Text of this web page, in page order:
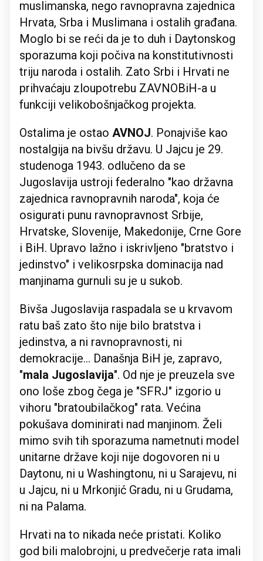
muslimanska, nego ravnopravna zajednica
Hrvata, Srba i Muslimana i ostalih građana.
Moglo bi se reći da je to duh i Daytonskog
sporazuma koji počiva na konstitutivnosti
triju naroda i ostalih. Zato Srbi i Hrvati ne
prihvaćaju zloupotrebu ZAVNOBiH-a u
funkciji velikobošnjačkog projekta.
Ostalima je ostao AVNOJ. Ponajviše kao
nostalgija na bivšu državu. U Jajcu je 29.
studenoga 1943. odlučeno da se
Jugoslavija ustroji federalno "kao državna
zajednica ravnopravnih naroda", koja će
osigurati punu ravnopravnost Srbije,
Hrvatske, Slovenije, Makedonije, Crne Gore
i BiH. Upravo lažno i iskrivljeno "bratstvo i
jedinstvo" i velikosrpska dominacija nad
manjinama gurnuli su je u sukob.
Bivša Jugoslavija raspadala se u krvavom
ratu baš zato što nije bilo bratstva i
jedinstva, a ni ravnopravnosti, ni
demokracije... Današnja BiH je, zapravo,
"mala Jugoslavija". Od nje je preuzela sve
ono loše zbog čega je "SFRJ" izgorio u
vihoru "bratoubilačkog" rata. Većina
pokušava dominirati nad manjinom. Želi
mimo svih tih sporazuma nametnuti model
unitarne države koji nije dogovoren ni u
Daytonu, ni u Washingtonu, ni u Sarajevu, ni
u Jajcu, ni u Mrkonjić Gradu, ni u Grudama,
ni na Palama.
Hrvati na to nikada neće pristati. Koliko
god bili malobrojni, u predvečerje rata imali